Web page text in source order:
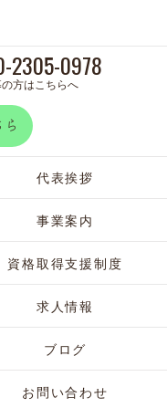
2305-0978
方はこちらへ
代表挨拶
事業案内
資格取得支援制度
求人情報
ブログ
お問い合わせ